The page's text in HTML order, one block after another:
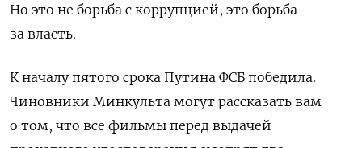
Но это не борьба с коррупцией, это борьба
за власть.
К началу пятого срока Путина ФСБ победила.
Чиновники Минкульта могут рассказать вам
о том, что все фильмы перед выдачей